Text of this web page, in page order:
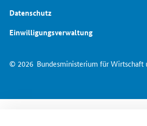
© 2026 Bundesministerium für Wirtschaft
Datenschutz
Einwilligungsverwaltung